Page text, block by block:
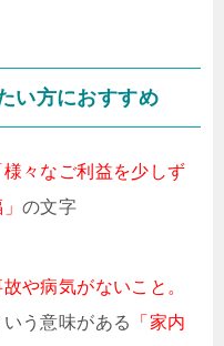
い方におすすめ
様々なご利益を少しず
」の文字
や病気がないこと。
いう意味がある
「家内